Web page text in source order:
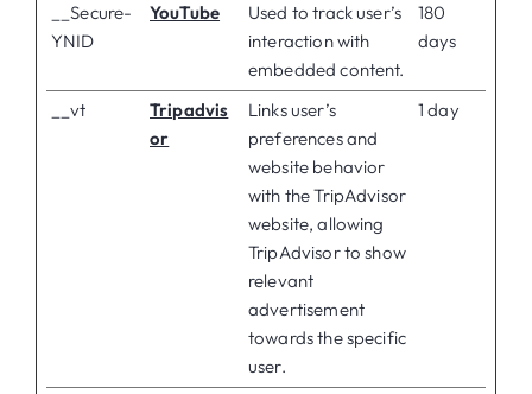
__Secure-
YNID
YouTube
Used to track user’s
interaction with
embedded content.
180
days
__vt
Tripadvis
or
Links user’s
preferences and
website behavior
with the TripAdvisor
website, allowing
TripAdvisor to show
relevant
advertisement
towards the specific
user.
1 day